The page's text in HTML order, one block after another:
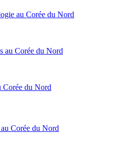
au Corée du Nord
au Corée du Nord
Corée du Nord
Corée du Nord